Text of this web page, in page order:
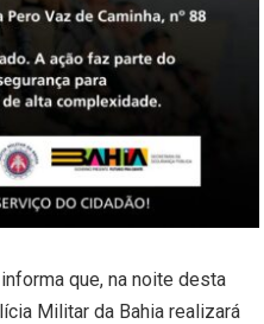
que, na noite desta
Militar da Bahia realizará